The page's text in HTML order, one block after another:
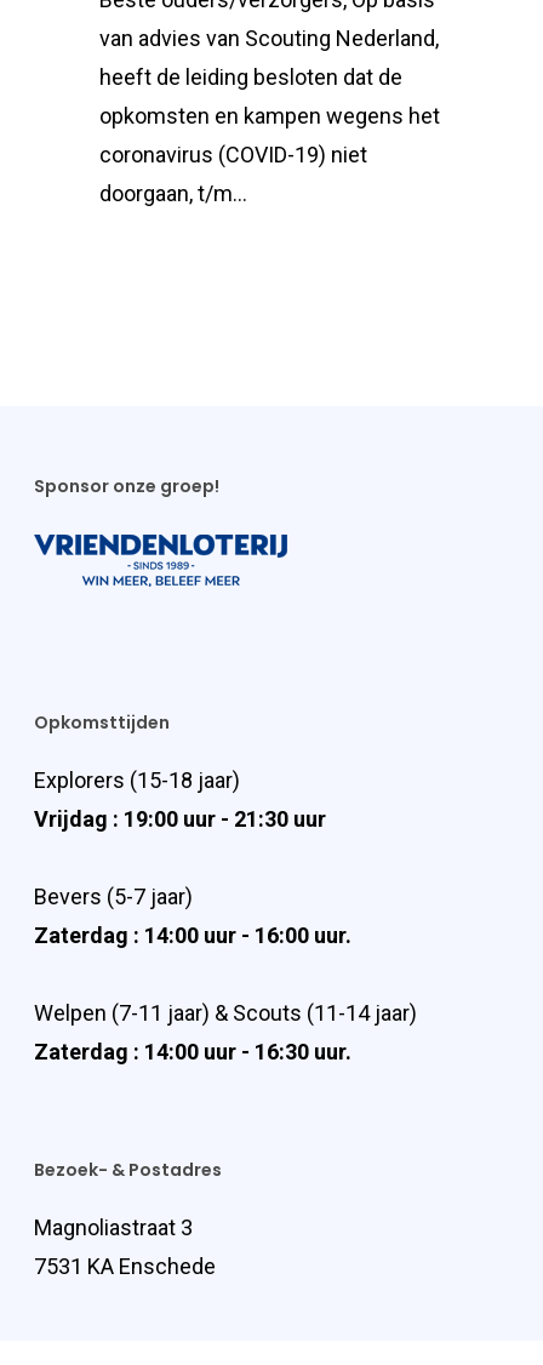
van advies van Scouting Nederland,
heeft de leiding besloten dat de
opkomsten en kampen wegens het
coronavirus (COVID-19) niet
doorgaan, t/m...
Sponsor onze groep!
Opkomsttijden
Explorers (15-18 jaar)
Vrijdag : 19:00 uur - 21:30 uur
Bevers (5-7 jaar)
Zaterdag : 14:00 uur - 16:00 uur.
Welpen (7-11 jaar) & Scouts (11-14 jaar)
Zaterdag : 14:00 uur - 16:30 uur.
Bezoek- & Postadres
Magnoliastraat 3
7531 KA Enschede